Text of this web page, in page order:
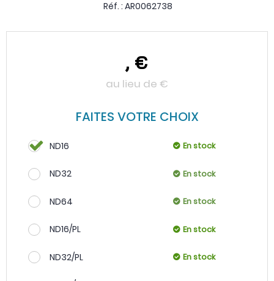
Réf. : AR0062738
, €
au lieu de €
FAITES VOTRE CHOIX
ND16 En stock
ND32 En stock
ND64 En stock
ND16/PL En stock
ND32/PL En stock